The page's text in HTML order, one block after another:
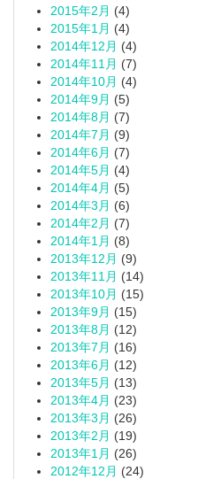
2015年2月 (4)
2015年1月 (4)
2014年12月 (4)
2014年11月 (7)
2014年10月 (4)
2014年9月 (5)
2014年8月 (7)
2014年7月 (9)
2014年6月 (7)
2014年5月 (4)
2014年4月 (5)
2014年3月 (6)
2014年2月 (7)
2014年1月 (8)
2013年12月 (9)
2013年11月 (14)
2013年10月 (15)
2013年9月 (15)
2013年8月 (12)
2013年7月 (16)
2013年6月 (12)
2013年5月 (13)
2013年4月 (23)
2013年3月 (26)
2013年2月 (19)
2013年1月 (26)
2012年12月 (24)